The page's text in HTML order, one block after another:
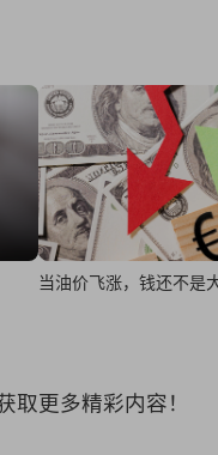
当油价飞涨，钱还不是
取更多精彩内容！